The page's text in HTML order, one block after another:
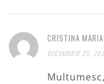
CRISTINA MARIA
DECEMBRIE 25,